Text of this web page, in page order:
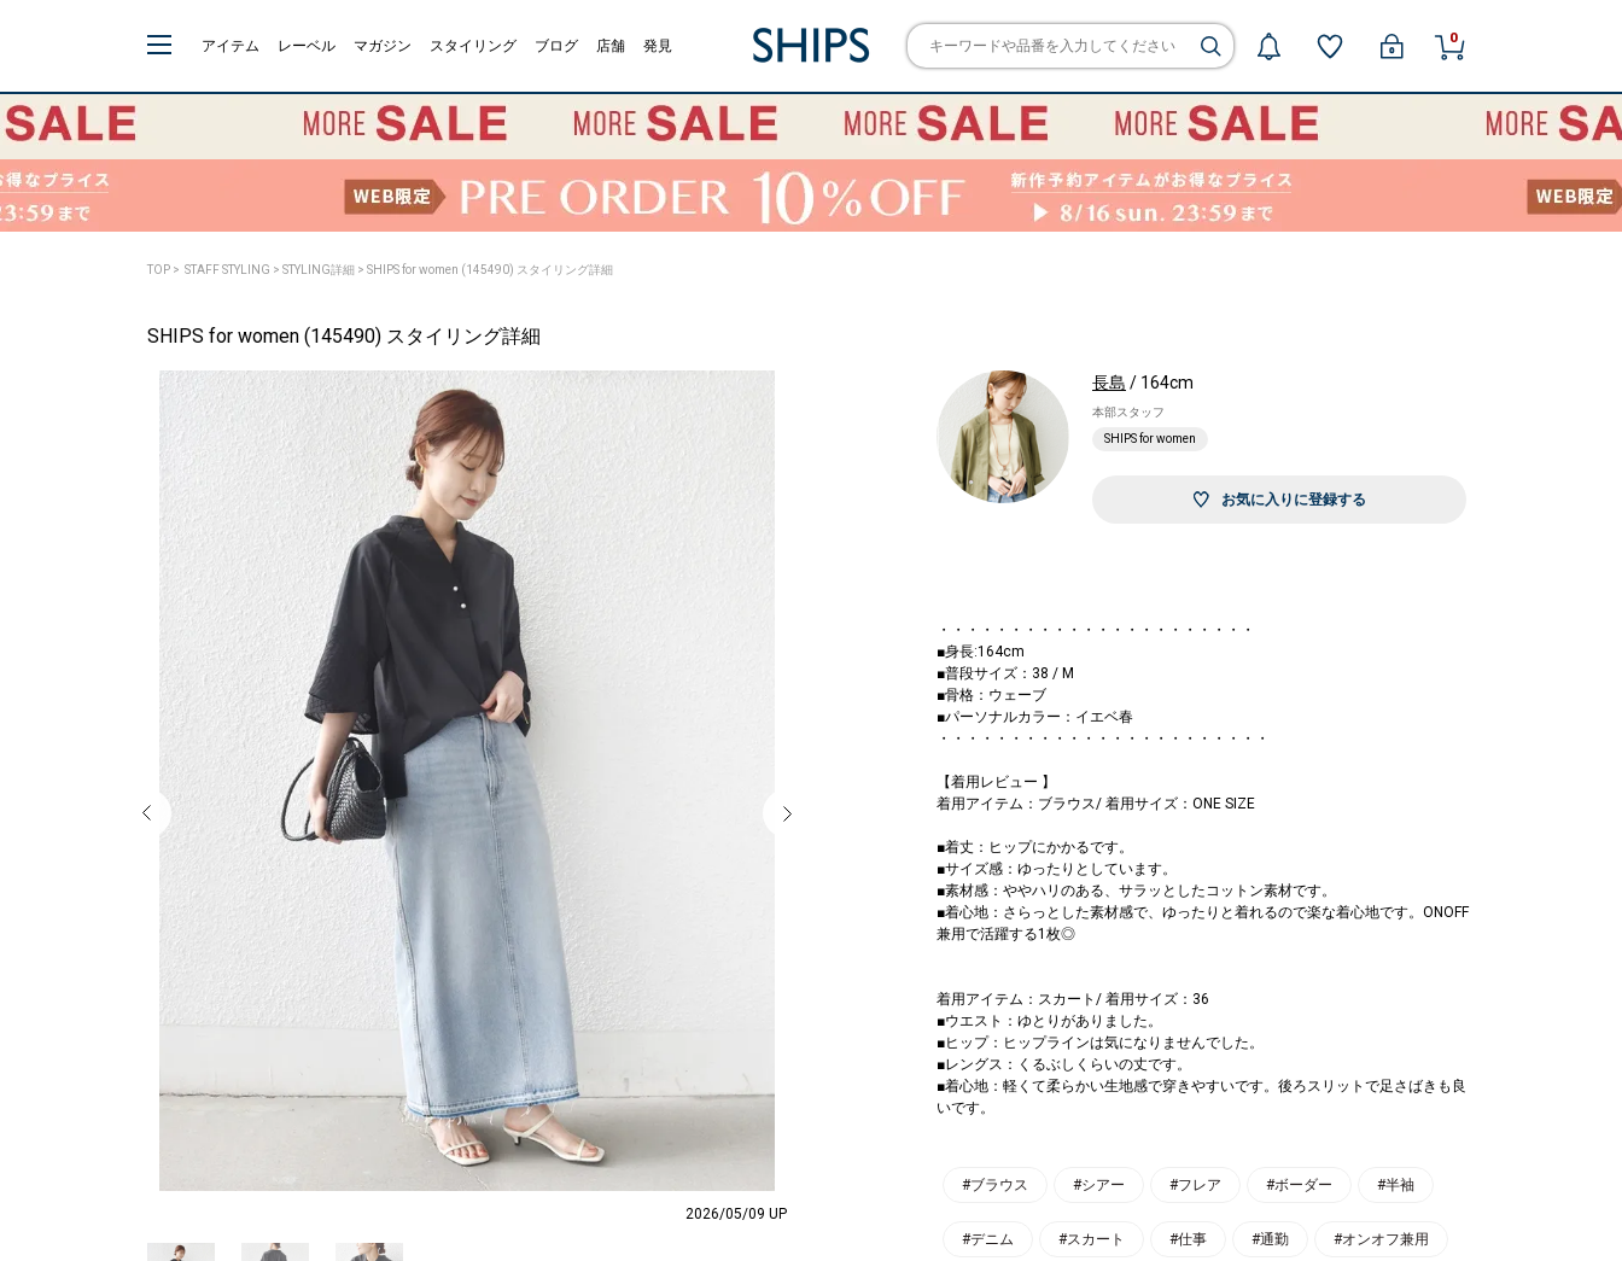
アイテム レーベル マガジン スタイリング ブログ 店舗 発見 0
TOP > STAFF STYLING > STYLING詳細 > SHIPS for women (145490) スタイリング詳細
SHIPS for women (145490) スタイリング詳細
2026/05/09 UP
長島 / 164cm
本部スタッフ
SHIPS for women
お気に入りに登録する
・・・・・・・・・・・・・・・・・・・・・・
■身長:164cm
■普段サイズ：38 / M
■骨格：ウェーブ
■パーソナルカラー：イエベ春
・・・・・・・・・・・・・・・・・・・・・・・
【着用レビュー 】
着用アイテム：ブラウス/ 着用サイズ：ONE SIZE
■着丈：ヒップにかかるです。
■サイズ感：ゆったりとしています。
■素材感：ややハリのある、サラッとしたコットン素材です。
■着心地：さらっとした素材感で、ゆったりと着れるので楽な着心地です。ONOFF
兼用で活躍する1枚◎
着用アイテム：スカート/ 着用サイズ：36
■ウエスト：ゆとりがありました。
■ヒップ：ヒップラインは気になりませんでした。
■レングス：くるぶしくらいの丈です。
■着心地：軽くて柔らかい生地感で穿きやすいです。後ろスリットで足さばきも良
いです。
#ブラウス #シアー #フレア #ボーダー #半袖
#デニム #スカート #仕事 #通勤 #オンオフ兼用